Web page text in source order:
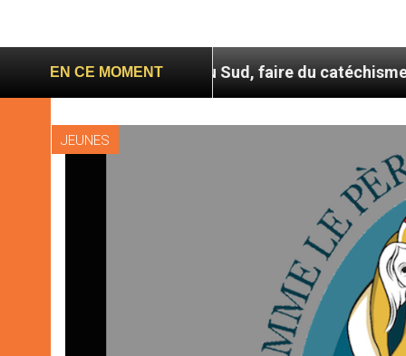
EN CE MOMENT
En Corée du Sud, faire du catéchisme autrement
JEUNES